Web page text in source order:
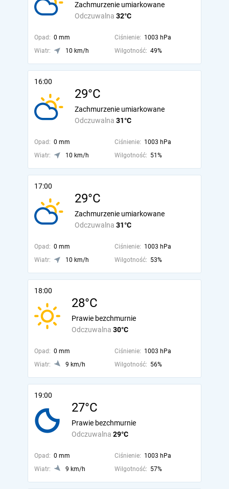
Odczuwalna 32°C
Zachmurzenie umiarkowane
Opad: 0 mm Ciśnienie: 1003 hPa
Wiatr:
10 km/h Wilgotność: 49%
16:00
29°C
Odczuwalna 31°C
Zachmurzenie umiarkowane
Opad: 0 mm Ciśnienie: 1003 hPa
Wiatr:
10 km/h Wilgotność: 51%
17:00
29°C
Odczuwalna 31°C
Zachmurzenie umiarkowane
Opad: 0 mm Ciśnienie: 1003 hPa
Wiatr:
10 km/h Wilgotność: 53%
18:00
28°C
Odczuwalna 30°C
Prawie bezchmurnie
Opad: 0 mm Ciśnienie: 1003 hPa
Wiatr:
9 km/h Wilgotność: 56%
19:00
27°C
Odczuwalna 29°C
Prawie bezchmurnie
Opad: 0 mm Ciśnienie: 1003 hPa
Wiatr:
9 km/h Wilgotność: 57%